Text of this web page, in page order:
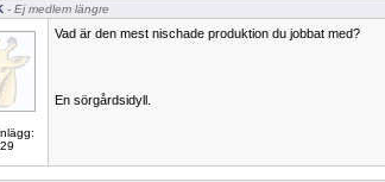
- Ej medlem längre
Vad är den mest nischade produktion du jobbat med?
En sörgårdsidyll.